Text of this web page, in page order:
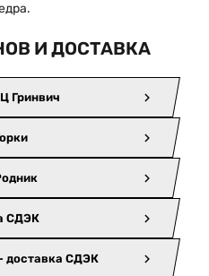
И ДОСТАВКА
Гринвич
СДЭК
доставка СДЭК